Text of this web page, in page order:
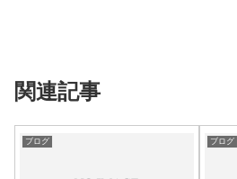
関連記事
ブログ ブログ